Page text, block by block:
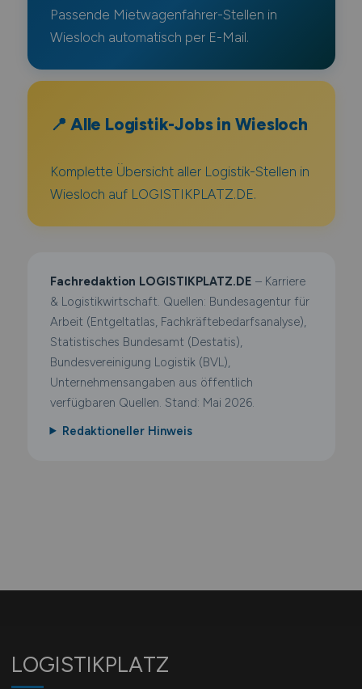
Passende Mietwagenfahrer-Stellen in
Wiesloch automatisch per E-Mail.
📍 Alle Logistik-Jobs in Wiesloch
Komplette Übersicht aller Logistik-Stellen in
Wiesloch auf LOGISTIKPLATZ.DE.
Fachredaktion LOGISTIKPLATZ.DE – Karriere
& Logistikwirtschaft. Quellen: Bundesagentur für
Arbeit (Entgeltatlas, Fachkräftebedarfsanalyse),
Statistisches Bundesamt (Destatis),
Bundesvereinigung Logistik (BVL),
Unternehmensangaben aus öffentlich
verfügbaren Quellen. Stand: Mai 2026.
Redaktioneller Hinweis
LOGISTIKPLATZ